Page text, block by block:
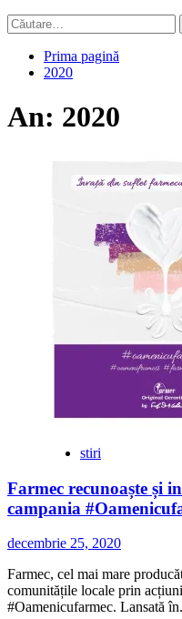
Caută
după:
Prima pagină
2020
An: 2020
stiri
Farmec recunoaște și
campania
decembrie 25, 2020
Farmec, cel mai mare
comunitățile locale prin
#Oamenicufarmec. Lansată